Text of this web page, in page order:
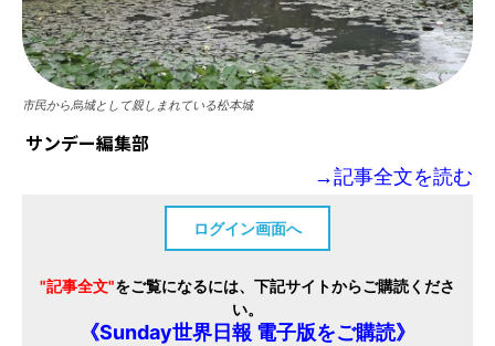
市民から烏城として親しまれている松本城
サンデー編集部
→記事全文を読む
ログイン画面へ
"記事全文"をご覧になるには、下記サイトからご購読くださ
い。
《Sunday世界日報 電子版をご購読》